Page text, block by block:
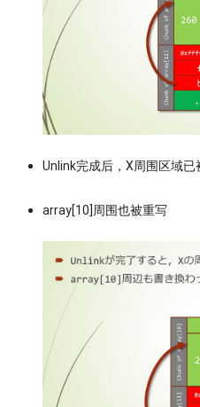
Unlink完成后，X周围区域已
array[10]周围也被重写